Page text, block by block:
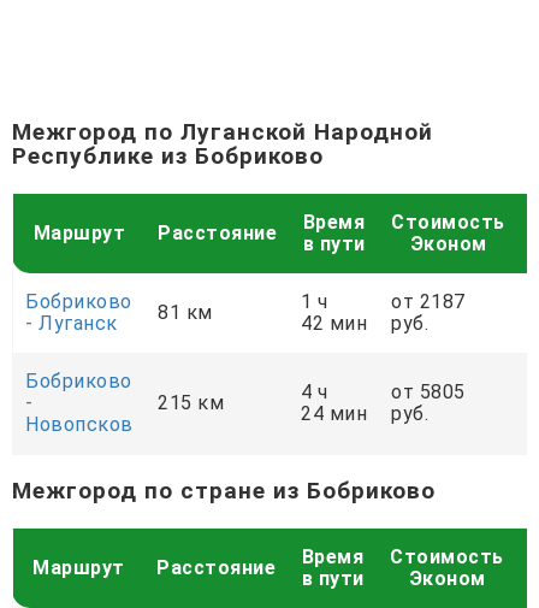
Межгород по Луганской Народной
Республике из Бобриково
Маршрут Расстояние
Время
в пути
Стоимость
Эконом
Бобриково
- Луганск
81 км
1 ч
42 мин
от 2187
руб.
Бобриково
-
Новопсков
215 км
4 ч
24 мин
от 5805
руб.
Межгород по стране из Бобриково
Маршрут Расстояние
Время
в пути
Стоимость
Эконом